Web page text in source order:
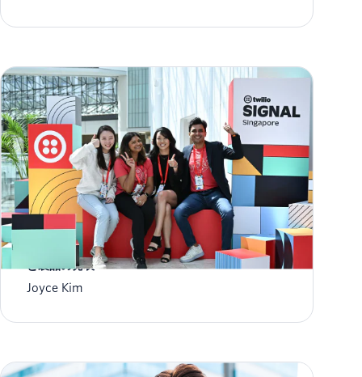
SIGNAL 2023: TwilioのCustomerAIのビジョン
と製品の発表
Joyce Kim